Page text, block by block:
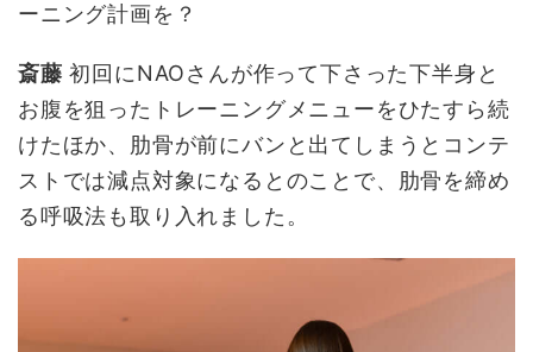
ーニング計画を？
斎藤 初回にNAOさんが作って下さった下半身と
お腹を狙ったトレーニングメニューをひたすら続
けたほか、肋骨が前にバンと出てしまうとコンテ
ストでは減点対象になるとのことで、肋骨を締め
る呼吸法も取り入れました。